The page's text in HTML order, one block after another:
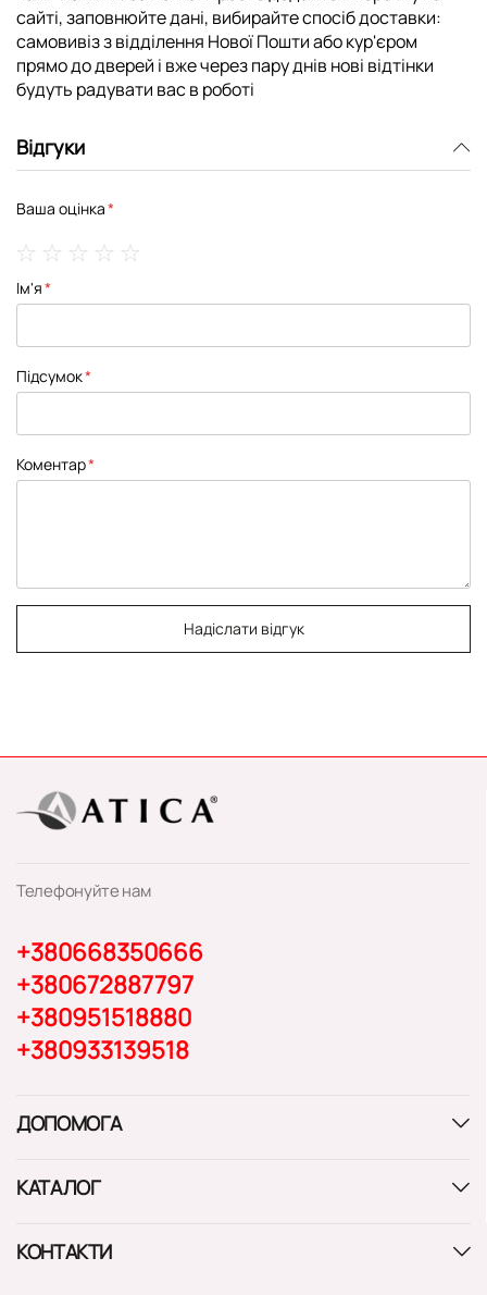
сайті, заповнюйте дані, вибирайте спосіб доставки:
самовивіз з відділення Нової Пошти або кур'єром
прямо до дверей і вже через пару днів нові відтінки
будуть радувати вас в роботі
Відгуки
Ваша оцінка
star
stars
stars
stars
stars
Ім'я
Підсумок
Коментар
Надіслати відгук
Телефонуйте нам
+380668350666
+380672887797
+380951518880
+380933139518
ДОПОМОГА
КАТАЛОГ
КОНТАКТИ